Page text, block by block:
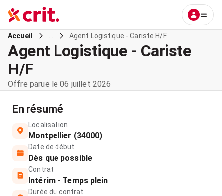
Accueil Agent Logistique - Cariste H/F
Agent Logistique - Cariste
H/F
Offre parue le 06 juillet 2026
En résumé
Localisation
Montpellier (34000)
Date de début
Dès que possible
Contrat
Intérim - Temps plein
Durée du contrat